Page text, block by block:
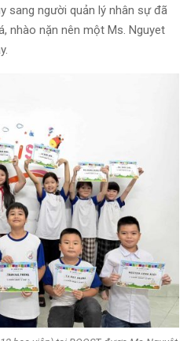
sang người quản lý nhân sự đã
nhào nặn nên một Ms. Nguyet